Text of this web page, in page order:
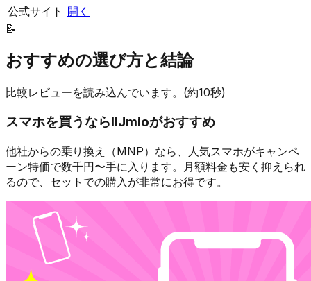
公式サイト 開く
📝
おすすめの選び方と結論
比較レビューを読み込んでいます。(約10秒)
スマホを買うならIIJmioがおすすめ
他社からの乗り換え（MNP）なら、人気スマホがキャンペ
ーン特価で数千円〜手に入ります。月額料金も安く抑えられ
るので、セットでの購入が非常にお得です。